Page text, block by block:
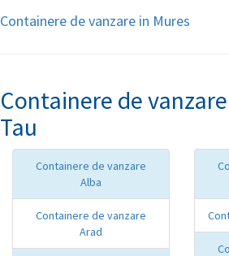
Containere de vanzare in Mures
Containere de
Tau
Containere de vanzare
Alba
Containere de vanzare
Arad